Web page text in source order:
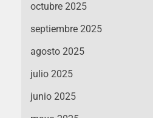
octubre 2025
septiembre 2025
agosto 2025
julio 2025
junio 2025